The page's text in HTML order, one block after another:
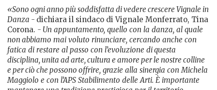
«Sono ogni anno più soddisfatta di vedere crescere Vignale in
Danza - dichiara il sindaco di Vignale Monferrato, Tina
Corona. - Un appuntamento, quello con la danza, al quale
non abbiamo mai voluto rinunciare, cercando anche con
fatica di restare al passo con l’evoluzione di questa
disciplina, unita ad arte, cultura e amore per le nostre colline
e per ciò che possono offrire, grazie alla sinergia con Michela
Maggiolo e con l’APS Stabilimento delle Arti. È importante